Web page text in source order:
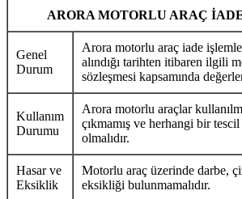
ARORA MOTORLU ARAÇ
Genel
Durum
Arora motorlu araç iade
alındığı tarihten itibaren ilgili
sözleşmesi kapsamında
Kullanım
Durumu
Arora motorlu araçlar
çıkmamış ve herhangi bir
olmalıdır.
Hasar ve
Eksiklik
Motorlu araç üzerinde darbe,
eksikliği bulunmamalıdır.